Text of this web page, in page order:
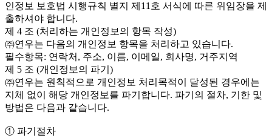
인정보 보호법 시행규칙 별지 제11호 서식에 따른 위임장을 제
출하셔야 합니다.
제 4 조 (처리하는 개인정보의 항목 작성)
㈜연우는 다음의 개인정보 항목을 처리하고 있습니다.
필수항목: 연락처, 주소, 이름, 이메일, 회사명, 거주지역
제 5 조 (개인정보의 파기)
㈜연우는 원칙적으로 개인정보 처리목적이 달성된 경우에는
지체 없이 해당 개인정보를 파기합니다. 파기의 절차, 기한 및
방법은 다음과 같습니다.
① 파기절차